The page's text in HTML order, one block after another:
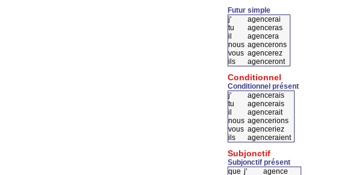
Futur simple
j'
agencerai
tu
agenceras
il
agencera
nous agencerons
vous agencerez
ils
agenceront
Conditionnel
Conditionnel présent
j'
agencerais
tu
agencerais
il
agencerait
nous agencerions
vous agenceriez
ils
agenceraient
Subjonctif
Subjonctif présent
que j' agence